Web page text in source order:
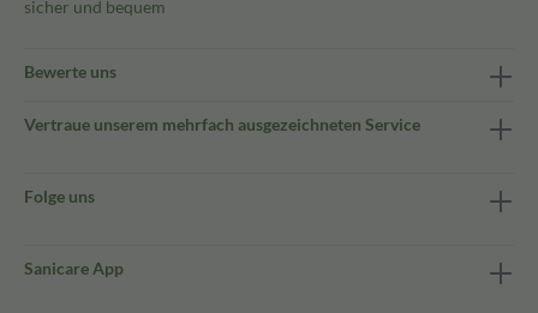
sicher und bequem
Bewerte uns
Vertraue unserem mehrfach ausgezeichneten Service
Folge uns
Sanicare App